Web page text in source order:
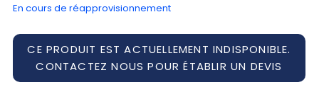
En cours de réapprovisionnement
CE PRODUIT EST ACTUELLEMENT INDISPONIBLE.
CONTACTEZ NOUS POUR ÉTABLIR UN DEVIS